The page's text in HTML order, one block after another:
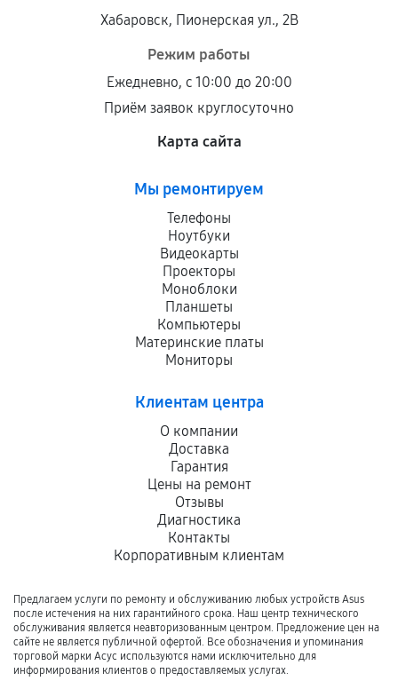
Хабаровск, Пионерская ул., 2В
Режим работы
Ежедневно, с 10:00 до 20:00
Приём заявок круглосуточно
Карта сайта
Мы ремонтируем
Телефоны
Ноутбуки
Видеокарты
Проекторы
Моноблоки
Планшеты
Компьютеры
Материнские платы
Мониторы
Клиентам центра
О компании
Доставка
Гарантия
Цены на ремонт
Отзывы
Диагностика
Контакты
Корпоративным клиентам
Предлагаем услуги по ремонту и обслуживанию любых устройств Asus
после истечения на них гарантийного срока. Наш центр технического
обслуживания является неавторизованным центром. Предложение цен на
сайте не является публичной офертой. Все обозначения и упоминания
торговой марки Асус используются нами исключительно для
информирования клиентов о предоставляемых услугах.